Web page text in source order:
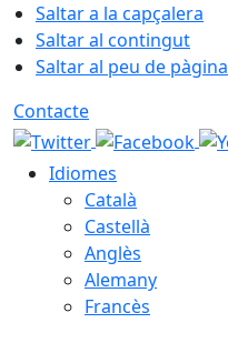
Saltar a la capçalera
Saltar al contingut
Saltar al peu de pàgina
Contacte
Idiomes
Català
Castellà
Anglès
Alemany
Francès